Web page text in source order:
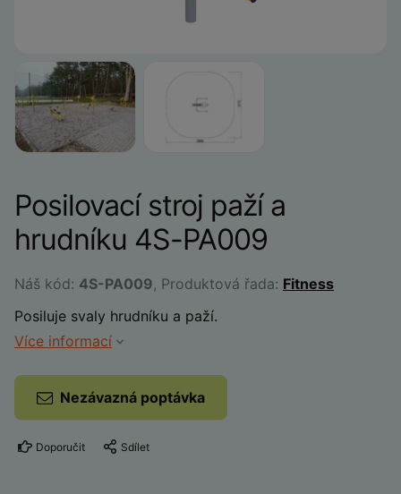
Posilovací stroj paží a
hrudníku 4S-PA009
Náš kód: 4S-PA009, Produktová řada: Fitness
Posiluje svaly hrudníku a paží.
Více informací
Nezávazná poptávka
Doporučit Sdílet